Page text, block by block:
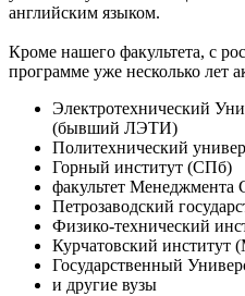
английским языком.
Кроме нашего факультета, с
программе уже несколько лет
Электротехнический
(бывший ЛЭТИ)
Политехнический
Горный институт (СПб)
факультет
Петрозаводский
Физико-технический
Курчатовский институт
Государственный
и другие вузы